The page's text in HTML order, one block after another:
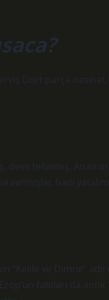
parça
tellalmış, Anamın
varmışlar, hadi
“Kelile ve Dimne”
fablları da